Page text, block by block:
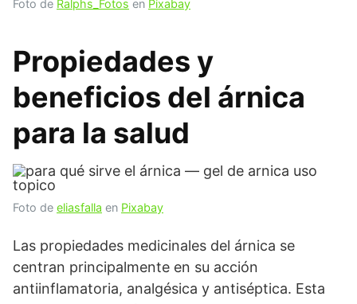
Foto de Ralphs_Fotos en Pixabay
Propiedades y
beneficios del árnica
para la salud
Foto de eliasfalla en Pixabay
Las propiedades medicinales del árnica se
centran principalmente en su acción
antiinflamatoria, analgésica y antiséptica. Esta